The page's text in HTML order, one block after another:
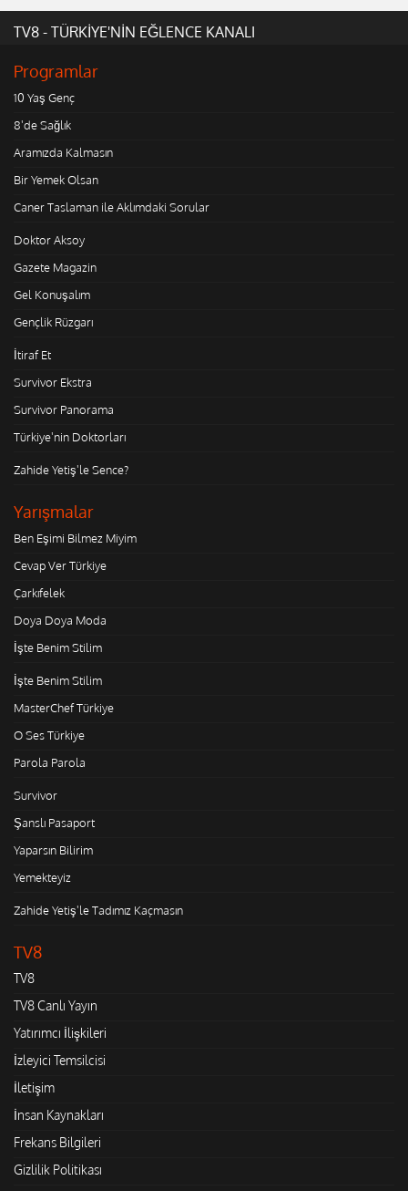
TV8 - TÜRKİYE'NİN EĞLENCE KANALI
Programlar
10 Yaş Genç
8'de Sağlık
Aramızda Kalmasın
Bir Yemek Olsan
Caner Taslaman ile Aklımdaki Sorular
Doktor Aksoy
Gazete Magazin
Gel Konuşalım
Gençlik Rüzgarı
İtiraf Et
Survivor Ekstra
Survivor Panorama
Türkiye'nin Doktorları
Zahide Yetiş'le Sence?
Yarışmalar
Ben Eşimi Bilmez Miyim
Cevap Ver Türkiye
Çarkıfelek
Doya Doya Moda
İşte Benim Stilim
İşte Benim Stilim
MasterChef Türkiye
O Ses Türkiye
Parola Parola
Survivor
Şanslı Pasaport
Yaparsın Bilirim
Yemekteyiz
Zahide Yetiş'le Tadımız Kaçmasın
TV8
TV8
TV8 Canlı Yayın
Yatırımcı İlişkileri
İzleyici Temsilcisi
İletişim
İnsan Kaynakları
Frekans Bilgileri
Gizlilik Politikası